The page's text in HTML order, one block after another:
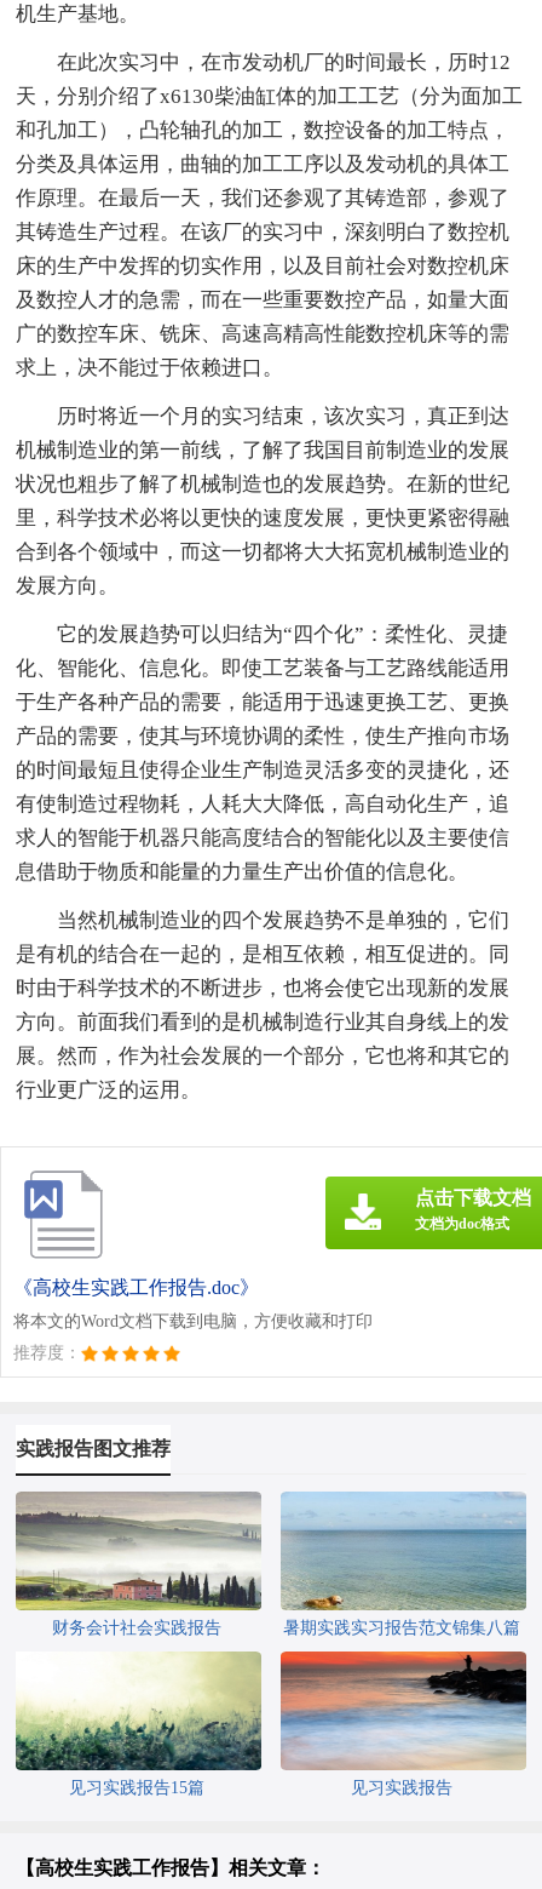
机生产基地。
在此次实习中，在市发动机厂的时间最长，历时12
天，分别介绍了x6130柴油缸体的加工工艺（分为面加工
和孔加工），凸轮轴孔的加工，数控设备的加工特点，
分类及具体运用，曲轴的加工工序以及发动机的具体工
作原理。在最后一天，我们还参观了其铸造部，参观了
其铸造生产过程。在该厂的实习中，深刻明白了数控机
床的生产中发挥的切实作用，以及目前社会对数控机床
及数控人才的急需，而在一些重要数控产品，如量大面
广的数控车床、铣床、高速高精高性能数控机床等的需
求上，决不能过于依赖进口。
历时将近一个月的实习结束，该次实习，真正到达
机械制造业的第一前线，了解了我国目前制造业的发展
状况也粗步了解了机械制造也的发展趋势。在新的世纪
里，科学技术必将以更快的速度发展，更快更紧密得融
合到各个领域中，而这一切都将大大拓宽机械制造业的
发展方向。
它的发展趋势可以归结为“四个化”：柔性化、灵捷
化、智能化、信息化。即使工艺装备与工艺路线能适用
于生产各种产品的需要，能适用于迅速更换工艺、更换
产品的需要，使其与环境协调的柔性，使生产推向市场
的时间最短且使得企业生产制造灵活多变的灵捷化，还
有使制造过程物耗，人耗大大降低，高自动化生产，追
求人的智能于机器只能高度结合的智能化以及主要使信
息借助于物质和能量的力量生产出价值的信息化。
当然机械制造业的四个发展趋势不是单独的，它们
是有机的结合在一起的，是相互依赖，相互促进的。同
时由于科学技术的不断进步，也将会使它出现新的发展
方向。前面我们看到的是机械制造行业其自身线上的发
展。然而，作为社会发展的一个部分，它也将和其它的
行业更广泛的运用。
《高校生实践工作报告.doc》
将本文的Word文档下载到电脑，方便收藏和打印
推荐度：
点击下载文档
文档为doc格式
实践报告图文推荐
财务会计社会实践报告 暑期实践实习报告范文锦集八篇
见习实践报告15篇 见习实践报告
【高校生实践工作报告】相关文章：